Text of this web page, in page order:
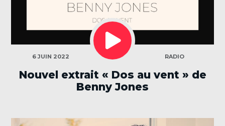
6 JUIN 2022
LECTEUR
AUDIO
CATÉGORIES
RADIO
Nouvel extrait « Dos au vent » de
Benny Jones